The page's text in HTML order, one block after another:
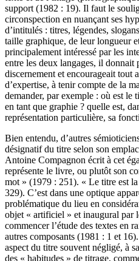
support (1982 : 19). Il faut le
circonspection en nuançant ses
d’intitulés : titres, légendes,
taille graphique, de leur longueur
principalement intéressé par les
entre les deux langages, il donnait
discernement et encourageait tout
d’expertise, à tenir compte de la
demander, par exemple : où est le
en tant que graphie ? quelle est,
représentation particulière, sa
Bien entendu, d’autres
désignatif du titre selon son
Antoine Compagnon écrit à cet
représente le livre, ou plutôt son
mot » (1979 : 251). « Le titre est
329). C’est dans une optique
problématique du lieu en
objet « artificiel » et inaugural par
commencer l’étude des textes en
autres composants (1981 : 1 et
aspect du titre souvent négligé, à
des « habitudes » de titrage,